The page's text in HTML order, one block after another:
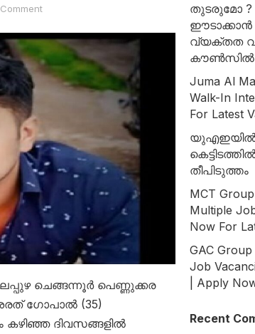
ചെങ്ങന്നൂർ പെണ്ണുക്കര
ഗോപാൽ (35)
ദിവസങ്ങളിൽ
തുടരുമോ
വ്യക്തത
Juma Al
Walk-In
For Latest
യുഎഇയിൽ
തീപിടുത്തം
MCT
Multiple
Now For
GAC
Job
| Apply
Recent